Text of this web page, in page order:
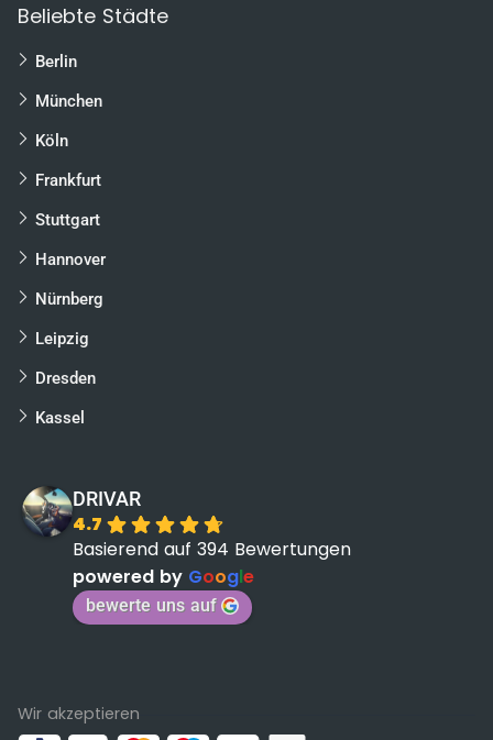
Beliebte Städte
Berlin
München
Köln
Frankfurt
Stuttgart
Hannover
Nürnberg
Leipzig
Dresden
Kassel
DRIVAR
4.7
Basierend auf 394 Bewertungen
powered by Google
bewerte uns auf
Wir akzeptieren